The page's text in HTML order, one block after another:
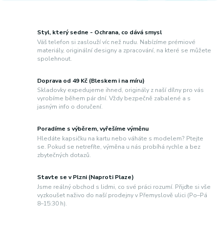
Styl, který sedne - Ochrana, co dává smysl
Váš telefon si zaslouží víc než nudu. Nabízíme prémiové
materiály, originální designy a zpracování, na které se můžete
spolehnout.
Doprava od 49 Kč (Bleskem i na míru)
Skladovky expedujeme ihned, originály z naší dílny pro vás
vyrobíme během pár dní. Vždy bezpečně zabalené a s
jasným info o doručení.
Poradíme s výběrem, vyřešíme výměnu
Hledáte kapsičku na kartu nebo váháte s modelem? Ptejte
se. Pokud se netrefíte, výměna u nás probíhá rychle a bez
zbytečných dotazů.
Stavte se v Plzni (Naproti Plaze)
Jsme reálný obchod s lidmi, co své práci rozumí. Přijďte si vše
vyzkoušet naživo do naší prodejny v Přemyslově ulici (Po–Pá
8–15:30 h).